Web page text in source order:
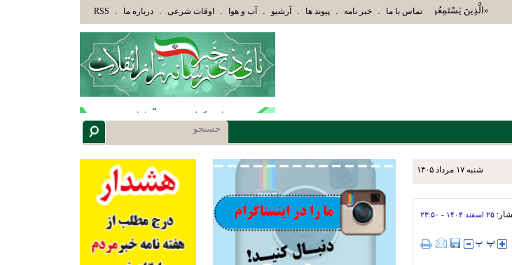
«الَّذِينَ يَسْتَمِعُونَ الْقَوْلَ فَيَتَّبِعُونَ أَحْسَنَهُ أُوْلَئِكَ الَّذِينَ هَدَاهُمُ اللَّهُ وَأُوْلَئِكَ هُمْ أُوْلُوا الْأَلْبَابِ» عاقلان هدایت یافته،حرفها را میشنوند و سپس
تماس با ما . خبر نامه . پیوند ها . آرشیو . آب و هوا . اوقات شرعی . درباره ما .
RSS
شنبه ۱۷ مرداد ۱۴۰۵
۲۵ اسفند ۱۴۰۴ - ۲۳:۵۰